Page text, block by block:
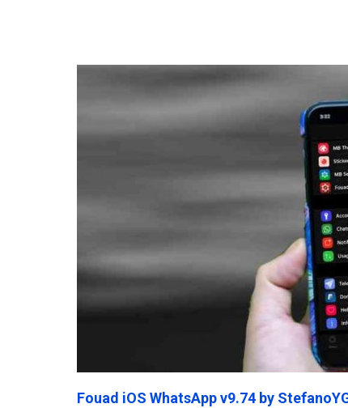
Frankenstein45.Com
Fouad iOS WhatsApp v9.74 by